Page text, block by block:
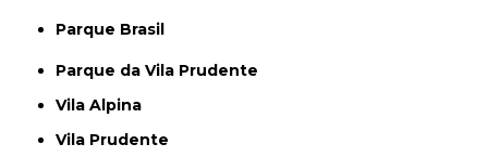
Parque Brasil
Parque da Vila Prudente
Vila Alpina
Vila Prudente